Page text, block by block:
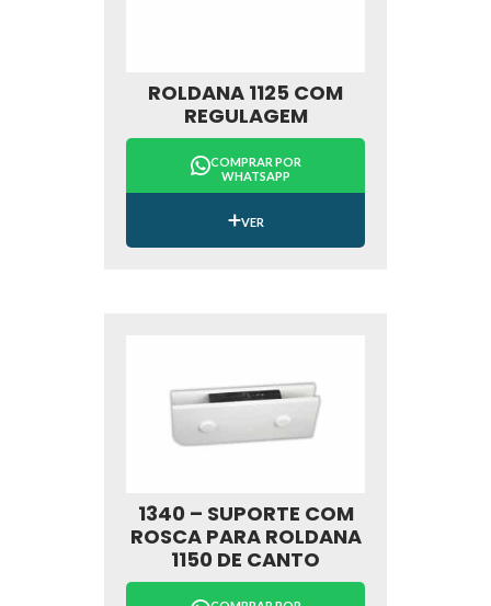
ROLDANA 1125 COM
REGULAGEM
COMPRAR POR
WHATSAPP
VER
1340 – SUPORTE COM
ROSCA PARA ROLDANA
1150 DE CANTO